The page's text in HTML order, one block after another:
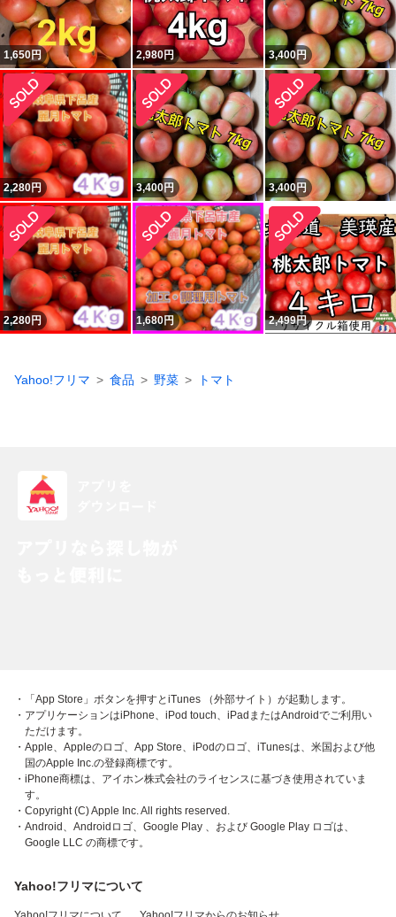
1,650円 2,980円 3,400円
2,280円 3,400円 3,400円
2,280円 1,680円 2,499円
Yahoo!フリマ 食品 野菜 トマト
・「App Store」ボタンを押すとiTunes （外部サイト）が起動します。
・アプリケーションはiPhone、iPod touch、iPadまたはAndroidでご利用い
ただけます。
・Apple、Appleのロゴ、App Store、iPodのロゴ、iTunesは、米国および他
国のApple Inc.の登録商標です。
・iPhone商標は、アイホン株式会社のライセンスに基づき使用されていま
す。
・Copyright (C) Apple Inc. All rights reserved.
・Android、Androidロゴ、Google Play 、および Google Play ロゴは、
Google LLC の商標です。
Yahoo!フリマについて